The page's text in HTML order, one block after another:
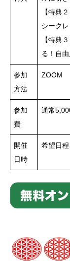
【特典
シーク
【特典
る！自
参加
方法
ZOOM
参加
費
通常
開催
日時
希望日